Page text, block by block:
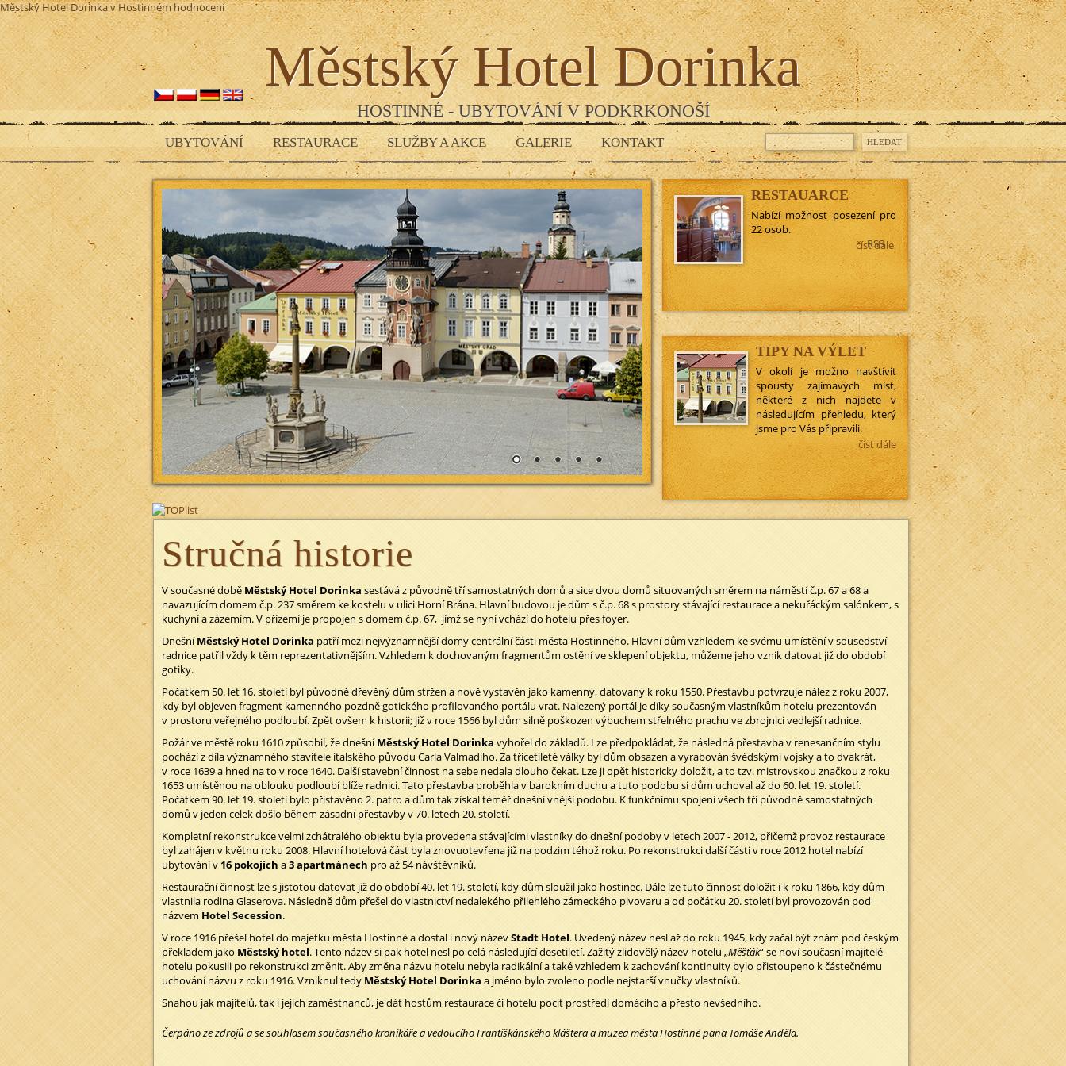
Městský Hotel Dorinkav Hostinnémhodnocení
Městský Hotel Dorinka
HOSTINNÉ - UBYTOVÁNÍ V PODKRKONOŠÍ
UBYTOVÁNÍ RESTAURACE SLUŽBY A AKCE GALERIE KONTAKT
RESTAUARCE
Nabízí možnost posezení pro
22 osob.
číst dále
TIPY NA VÝLET
V okolí je možno navštívit
spousty zajímavých míst,
některé z nich najdete v
následujícím přehledu, který
jsme pro Vás připravili.
číst dále
Stručná historie
V současné době Městský Hotel Dorinka sestává z původně tří samostatných domů a sice dvou domů situovaných směrem na náměstí č.p. 67 a 68 a
navazujícím domem č.p. 237 směrem ke kostelu v ulici Horní Brána. Hlavní budovou je dům s č.p. 68 s prostory stávající restaurace a nekuřáckým salónkem, s
kuchyní a zázemím. V přízemí je propojen s domem č.p. 67, jímž se nyní vchází do hotelu přes foyer.
DnešníMěstský Hotel Dorinka patří mezi nejvýznamnější domy centrální části města Hostinného. Hlavní dům vzhledem ke svému umístění v sousedství
radnice patřil vždy k těm reprezentativnějším. Vzhledem k dochovaným fragmentům ostění ve sklepení objektu, můžeme jeho vznik datovat již do období
gotiky.
Počátkem 50. let 16. století byl původně dřevěný dům stržen a nově vystavěn jako kamenný, datovaný k roku 1550. Přestavbu potvrzuje nález z roku 2007,
kdy byl objeven fragment kamenného pozdně gotického profilovaného portálu vrat. Nalezený portál je díky současným vlastníkům hotelu prezentován
v prostoru veřejného podloubí. Zpět ovšem k historii; již v roce 1566 byl dům silně poškozen výbuchem střelného prachu ve zbrojnici vedlejší radnice.
Požár ve městě roku 1610 způsobil, že dnešníMěstský Hotel Dorinka vyhořel do základů. Lze předpokládat, že následná přestavba v renesančním stylu
pochází z díla významného stavitele italského původu Carla Valmadiho. Za třicetileté války byl dům obsazen a vyrabován švédskými vojsky a to dvakrát,
v roce 1639 a hned na to v roce 1640. Další stavební činnost na sebe nedala dlouho čekat. Lze ji opět historicky doložit, a to tzv. mistrovskou značkou z roku
1653 umístěnou na oblouku podloubí blíže radnici. Tato přestavba proběhla v barokním duchu a tuto podobu si dům uchoval až do 60. let 19. století.
Počátkem 90. let 19. století bylo přistavěno 2. patro a dům tak získal téměř dnešní vnější podobu. K funkčnímu spojení všech tří původně samostatných
domů v jeden celek došlo během zásadní přestavby v 70. letech 20. století.
Kompletní rekonstrukce velmi zchátralého objektu byla provedena stávajícími vlastníky do dnešní podoby v letech 2007 - 2012, přičemž provoz restaurace
byl zahájen v květnu roku 2008. Hlavní hotelová část byla znovuotevřena již na podzim téhož roku. Po rekonstrukci další části v roce 2012 hotel nabízí
ubytování v 16 pokojích a3 apartmánech pro až 54 návštěvníků.
Restaurační činnost lze s jistotou datovat již do období 40. let 19. století, kdy dům sloužil jako hostinec. Dále lze tuto činnost doložit i k roku 1866, kdy dům
vlastnila rodina Glaserova. Následně dům přešel do vlastnictví nedalekého přilehlého zámeckého pivovaru a od počátku 20. století byl provozován pod
názvem Hotel Secession.
V roce 1916 přešel hotel do majetku města Hostinné a dostal i nový názevStadt Hotel. Uvedený název nesl až do roku 1945, kdy začal být znám pod českým
překladem jako Městský hotel. Tento název si pak hotel nesl po celá následující desetiletí. Zažitý zlidovělý název hotelu „Měšťák“ se noví současní majitelé
hotelu pokusili po rekonstrukci změnit. Aby změna názvu hotelu nebyla radikální a také vzhledem k zachování kontinuity bylo přistoupeno k částečnému
uchování názvu z roku 1916. Vzniknul tedy Městský Hotel Dorinka a jméno bylo zvoleno podle nejstarší vnučky vlastníků.
Snahou jak majitelů, tak i jejich zaměstnanců, je dát hostům restaurace či hotelu pocit prostředí domácího a přesto nevšedního.
Čerpáno ze zdrojů a se souhlasem současného kronikáře a vedoucího Františkánského kláštera a muzea města Hostinné pana Tomáše Anděla.
RSS